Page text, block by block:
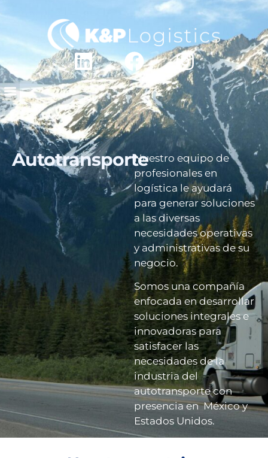
AutotransporteNuestro equipo de
profesionales en
logística le ayudará
para generar soluciones
a las diversas
necesidades operativas
y administrativas de su
negocio.
Somos una compañía
enfocada en desarrollar
soluciones integrales e
innovadoras para
satisfacer las
necesidades de la
industria del
autotransporte con
presencia en México y
Estados Unidos.